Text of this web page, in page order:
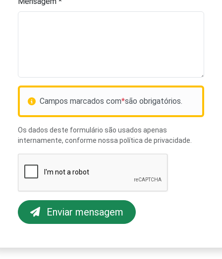
Campos marcados com*são obrigatórios.
Os dados deste formulário são usados apenas
internamente, conforme nossapolítica de privacidade.
Enviar mensagem